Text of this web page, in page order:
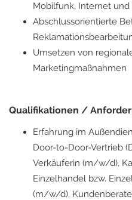
Mobilfunk, Internet und
Abschlussorientierte
Umsetzen von
Marketingmaßnahmen
Qualifikationen /
Erfahrung im
Door-to-Door-Vertrieb
Verkäuferin (m/w/d),
Einzelhandel bzw.
(m/w/d),